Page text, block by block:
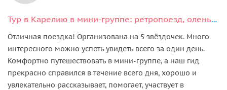
Тур в Карелию в мини-группе: ретропоезд, оленья ферма и Рускеала!
Отличная поездка! Организована на 5 звёздочек. Много
интересного можно успеть увидеть всего за один день.
Комфортно путешествовать в мини-группе, а наш гид
прекрасно справился в течение всего дня, хорошо и
увлекательно рассказывает, помогает, участвует в